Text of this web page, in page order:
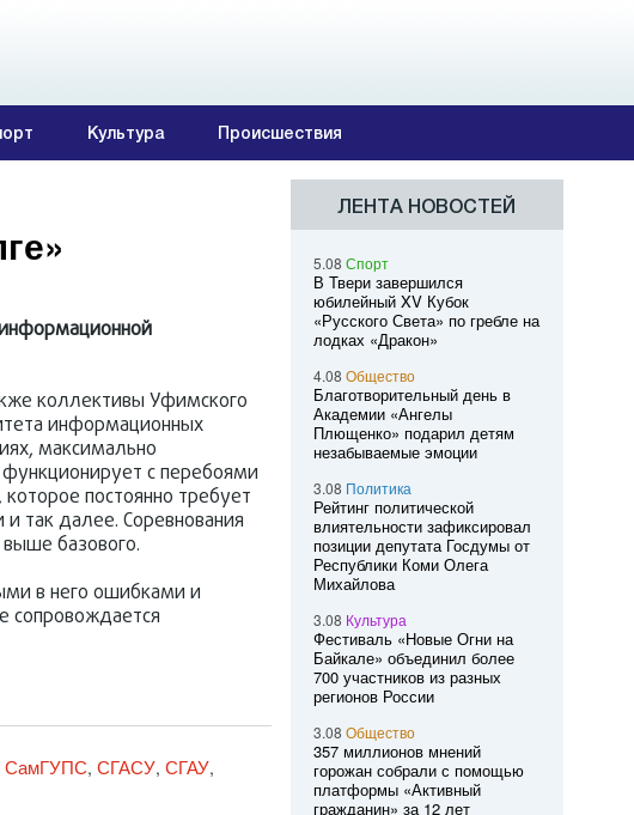
Культура Происшествия
коллективы Уфимского
информационных
максимально
с перебоями
постоянно требует
так далее. Соревнования
базового.
в него ошибками и
сопровождается
СамГУПС, СГАСУ, СГАУ,
ЛЕНТА НОВОСТЕЙ
5.08 Спорт
В Твери завершился
юбилейный XV Кубок
«Русского Света» по гребле на
лодках «Дракон»
4.08 Общество
Благотворительный день в
Академии «Ангелы
Плющенко» подарил детям
незабываемые эмоции
3.08 Политика
Рейтинг политической
влиятельности зафиксировал
позиции депутата Госдумы от
Республики Коми Олега
Михайлова
3.08 Культура
Фестиваль «Новые Огни на
Байкале» объединил более
700 участников из разных
регионов России
3.08 Общество
357 миллионов мнений
горожан собрали с помощью
платформы «Активный
гражданин» за 12 лет